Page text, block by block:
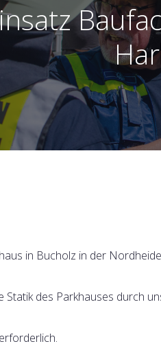
in Bucholz in der
Statik des Parkhauses durch